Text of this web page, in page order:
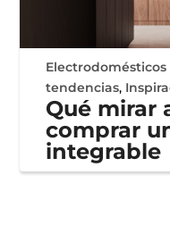
tendencias,
Qué mirar
comprar
integrable